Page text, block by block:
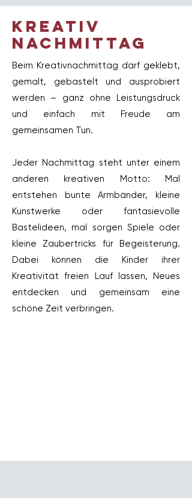
kreativ
nachmittag
Beim Kreativnachmittag darf geklebt,
gemalt, gebastelt und ausprobiert
werden – ganz ohne Leistungsdruck
und einfach mit Freude am
gemeinsamen Tun.
Jeder Nachmittag steht unter einem
anderen kreativen Motto: Mal
entstehen bunte Armbänder, kleine
Kunstwerke oder fantasievolle
Bastelideen, mal sorgen Spiele oder
kleine Zaubertricks für Begeisterung.
Dabei können die Kinder ihrer
Kreativität freien Lauf lassen, Neues
entdecken und gemeinsam eine
schöne Zeit verbringen.